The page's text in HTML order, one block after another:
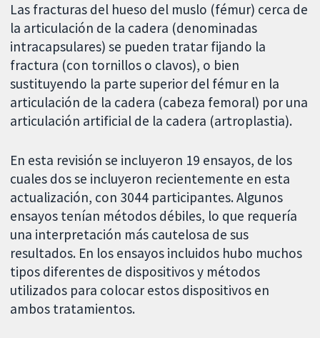
Las fracturas del hueso del muslo (fémur) cerca de
la articulación de la cadera (denominadas
intracapsulares) se pueden tratar fijando la
fractura (con tornillos o clavos), o bien
sustituyendo la parte superior del fémur en la
articulación de la cadera (cabeza femoral) por una
articulación artificial de la cadera (artroplastia).
En esta revisión se incluyeron 19 ensayos, de los
cuales dos se incluyeron recientemente en esta
actualización, con 3044 participantes. Algunos
ensayos tenían métodos débiles, lo que requería
una interpretación más cautelosa de sus
resultados. En los ensayos incluidos hubo muchos
tipos diferentes de dispositivos y métodos
utilizados para colocar estos dispositivos en
ambos tratamientos.